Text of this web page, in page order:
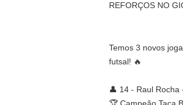
REFORÇOS NO
Temos 3 novos
futsal! 🔥
👤 14 - Raul Rocha